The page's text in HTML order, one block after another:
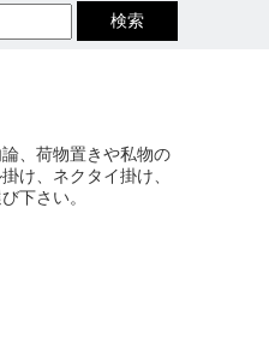
、荷物置きや私物の
け、ネクタイ掛け、
下さい。